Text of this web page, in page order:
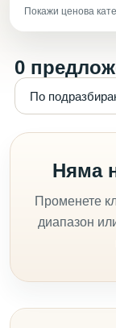
Покажи ценова
0
Няма
Променете
диапазон